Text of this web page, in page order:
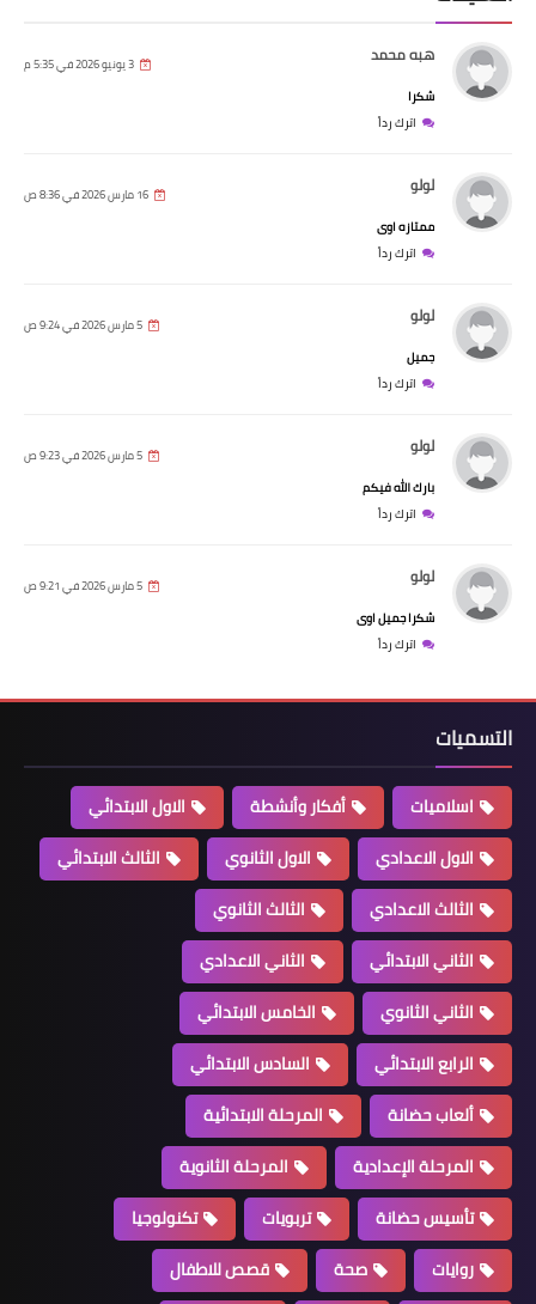
هبه محمد 3 يونيو 2026 في 5:35 م
شكرا
اترك رداً
لولو 16 مارس 2026 في 8:36 ص
ممتازه اوى
اترك رداً
لولو 5 مارس 2026 في 9:24 ص
جميل
اترك رداً
لولو 5 مارس 2026 في 9:23 ص
بارك الله فيكم
اترك رداً
لولو 5 مارس 2026 في 9:21 ص
شكرا جميل اوى
اترك رداً
التسميات
اسلاميات أفكار وأنشطة
الاول الابتدائي
الاول الاعدادي
الاول الثانوي
الثالث الابتدائي
الثالث الاعدادي
الثالث الثانوي
الثاني الابتدائي
الثاني الاعدادي
الثاني الثانوي
الخامس الابتدائي
الرابع الابتدائي
السادس الابتدائي
ألعاب حضانة
المرحلة الابتدائية
المرحلة الإعدادية
المرحلة الثانوية
تأسيس حضانة
تربويات
تكنولوجيا
روايات
صحة
قصص للاطفال